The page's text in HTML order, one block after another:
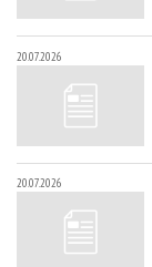
20.07.2026
20.07.2026